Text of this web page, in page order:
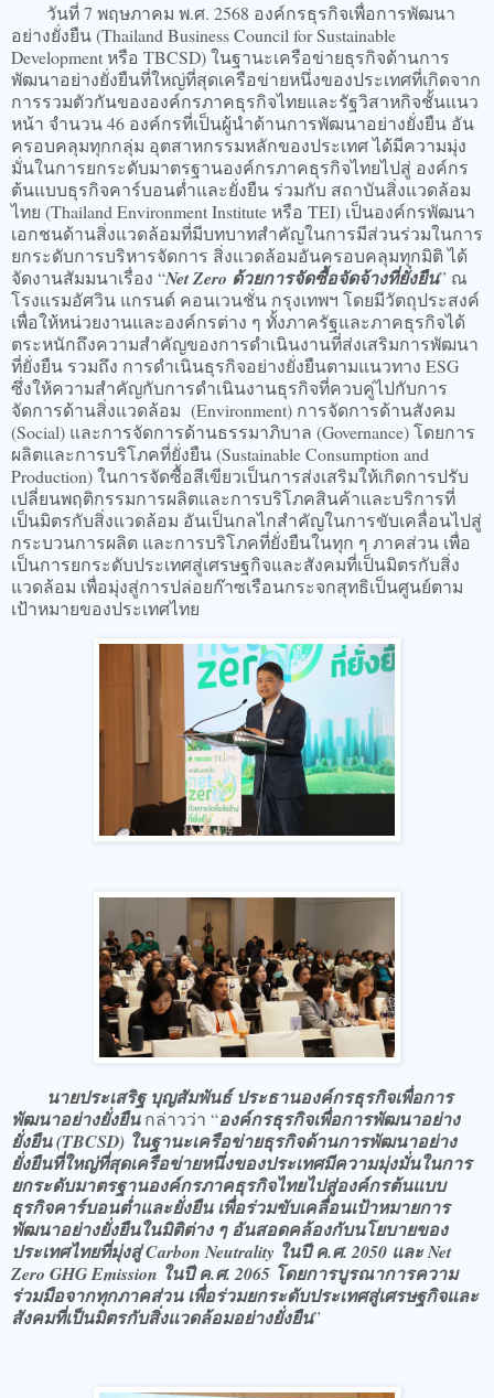
วันที่ 7 พฤษภาคม พ.ศ. 2568 องค์กรธุรกิจเพื่อการพัฒนา
อย่างยั่งยืน (Thailand Business Council for Sustainable
Development หรือ TBCSD) ในฐานะเครือข่ายธุรกิจด้านการ
พัฒนาอย่างยั่งยืนที่ใหญ่ที่สุดเครือข่ายหนึ่งของประเทศที่เกิดจาก
การรวมตัวกันขององค์กรภาคธุรกิจไทยและรัฐวิสาหกิจชั้นแนว
หน้า จำนวน 46 องค์กรที่เป็นผู้นำด้านการพัฒนาอย่างยั่งยืน อัน
ครอบคลุมทุกกลุ่ม อุตสาหกรรมหลักของประเทศ ได้มีความมุ่ง
มั่นในการยกระดับมาตรฐานองค์กรภาคธุรกิจไทยไปสู่ องค์กร
ต้นแบบธุรกิจคาร์บอนต่ำและยั่งยืน ร่วมกับ สถาบันสิ่งแวดล้อม
ไทย (Thailand Environment Institute หรือ TEI) เป็นองค์กรพัฒนา
เอกชนด้านสิ่งแวดล้อมที่มีบทบาทสำคัญในการมีส่วนร่วมในการ
ยกระดับการบริหารจัดการ สิ่งแวดล้อมอันครอบคลุมทุกมิติ ได้
จัดงานสัมมนาเรื่อง “Net Zero ด้วยการจัดซื้อจัดจ้างที่ยั่งยืน” ณ
โรงแรมอัศวิน แกรนด์ คอนเวนชั่น กรุงเทพฯ โดยมีวัตถุประสงค์
เพื่อให้หน่วยงานและองค์กรต่าง ๆ ทั้งภาครัฐและภาคธุรกิจได้
ตระหนักถึงความสำคัญของการดำเนินงานที่ส่งเสริมการพัฒนา
ที่ยั่งยืน รวมถึง การดำเนินธุรกิจอย่างยั่งยืนตามแนวทาง ESG
ซึ่งให้ความสำคัญกับการดำเนินงานธุรกิจที่ควบคู่ไปกับการ
จัดการด้านสิ่งแวดล้อม (Environment) การจัดการด้านสังคม
(Social) และการจัดการด้านธรรมาภิบาล (Governance) โดยการ
ผลิตและการบริโภคที่ยั่งยืน (Sustainable Consumption and
Production) ในการจัดซื้อสีเขียวเป็นการส่งเสริมให้เกิดการปรับ
เปลี่ยนพฤติกรรมการผลิตและการบริโภคสินค้าและบริการที่
เป็นมิตรกับสิ่งแวดล้อม อันเป็นกลไกสำคัญในการขับเคลื่อนไปสู่
กระบวนการผลิต และการบริโภคที่ยั่งยืนในทุก ๆ ภาคส่วน เพื่อ
เป็นการยกระดับประเทศสู่เศรษฐกิจและสังคมที่เป็นมิตรกับสิ่ง
แวดล้อม เพื่อมุ่งสู่การปล่อยก๊าซเรือนกระจกสุทธิเป็นศูนย์ตาม
เป้าหมายของประเทศไทย
นายประเสริฐ บุญสัมพันธ์ ประธานองค์กรธุรกิจเพื่อการ
พัฒนาอย่างยั่งยืนกล่าวว่า “องค์กรธุรกิจเพื่อการพัฒนาอย่าง
ยั่งยืน (TBCSD) ในฐานะเครือข่ายธุรกิจด้านการพัฒนาอย่าง
ยั่งยืนที่ใหญ่ที่สุดเครือข่ายหนึ่งของประเทศมีความมุ่งมั่นในการ
ยกระดับมาตรฐานองค์กรภาคธุรกิจไทยไปสู่องค์กรต้นแบบ
ธุรกิจคาร์บอนต่ำและยั่งยืน เพื่อร่วมขับเคลื่อนเป้าหมายการ
พัฒนาอย่างยั่งยืนในมิติต่าง ๆ อันสอดคล้องกับนโยบายของ
ประเทศไทยที่มุ่งสู่ Carbon Neutrality ในปี ค.ศ. 2050 และ Net
Zero GHG Emission ในปี ค.ศ. 2065 โดยการบูรณาการความ
ร่วมมือจากทุกภาคส่วน เพื่อร่วมยกระดับประเทศสู่เศรษฐกิจและ
สังคมที่เป็นมิตรกับสิ่งแวดล้อมอย่างยั่งยืน”